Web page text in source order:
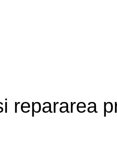
repararea